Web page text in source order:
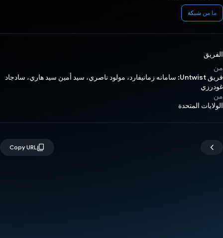
ما من شبكة
الفريق
من
فريق Untwist: سامانه زمانيفارد، مولود ناصري، سيد أمين سيد هاري، سادجاد
غودرزي
من
الولايات المتحدة